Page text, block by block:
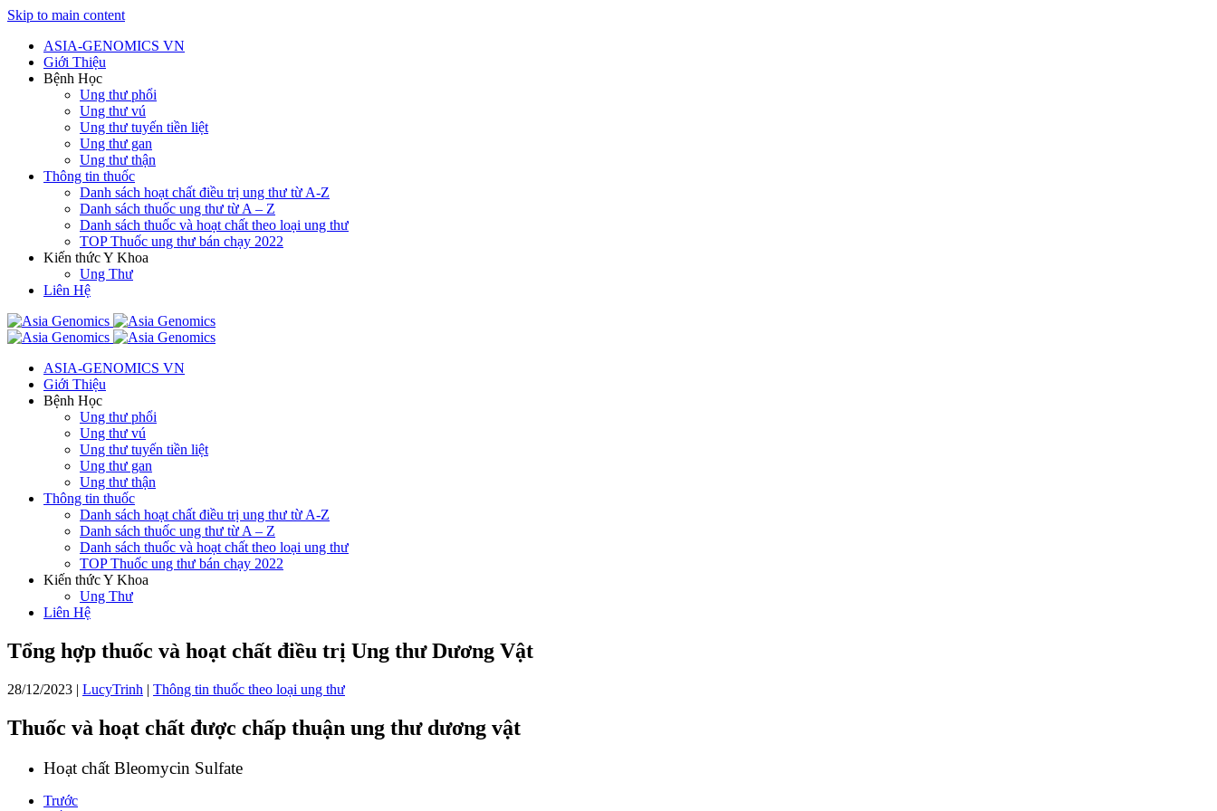
Skip to main content
ASIA-GENOMICS VN
Giới Thiệu
Bệnh Học
Ung thư phổi
Ung thư vú
Ung thư tuyến tiền liệt
Ung thư gan
Ung thư thận
Thông tin thuốc
Danh sách hoạt chất điều trị ung thư từ A-Z
Danh sách thuốc ung thư từ A – Z
Danh sách thuốc và hoạt chất theo loại ung thư
TOP Thuốc ung thư bán chạy 2022
Kiến thức Y Khoa
Ung Thư
Liên Hệ
ASIA-GENOMICS VN
Giới Thiệu
Bệnh Học
Ung thư phổi
Ung thư vú
Ung thư tuyến tiền liệt
Ung thư gan
Ung thư thận
Thông tin thuốc
Danh sách hoạt chất điều trị ung thư từ A-Z
Danh sách thuốc ung thư từ A – Z
Danh sách thuốc và hoạt chất theo loại ung thư
TOP Thuốc ung thư bán chạy 2022
Kiến thức Y Khoa
Ung Thư
Liên Hệ
Tổng hợp thuốc và hoạt chất điều trị Ung thư Dương Vật
28/12/2023 | LucyTrinh | Thông tin thuốc theo loại ung thư
Thuốc và hoạt chất được chấp thuận ung thư dương vật
Hoạt chất Bleomycin Sulfate
Trước